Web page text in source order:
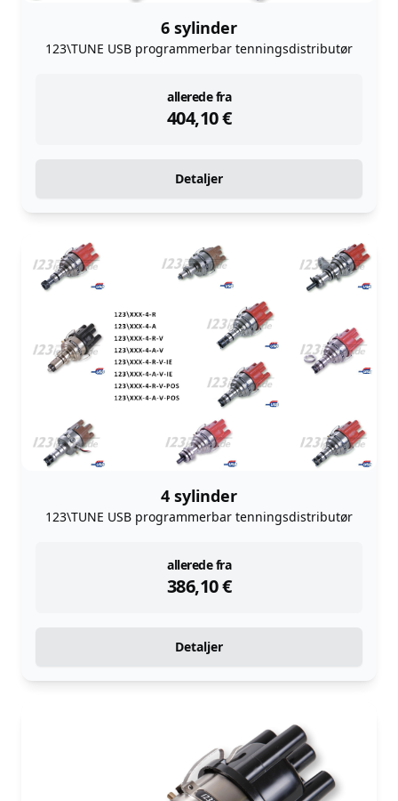
6 sylinder
123\TUNE USB programmerbar tenningsdistributør
allerede fra
404,10€
instock
Detaljer
4 sylinder
123\TUNE USB programmerbar tenningsdistributør
allerede fra
386,10€
instock
Detaljer